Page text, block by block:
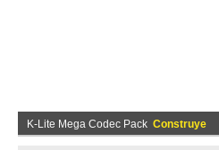
K-Lite Mega Codec Pack Construye